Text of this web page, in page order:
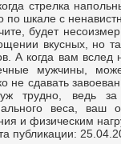
стрелка
по шкале с
будет
вкусных, но
А когда вам вслед
мужчины,
не сдавать
трудно, ведь
веса, ваш
и физическим
публикации: